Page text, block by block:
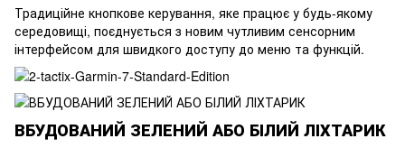
Традиційне кнопкове керування, яке працює у будь-якому
середовищі, поєднується з новим чутливим сенсорним
інтерфейсом для швидкого доступу до меню та функцій.
ВБУДОВАНИЙ ЗЕЛЕНИЙ АБО БІЛИЙ ЛІХТАРИК